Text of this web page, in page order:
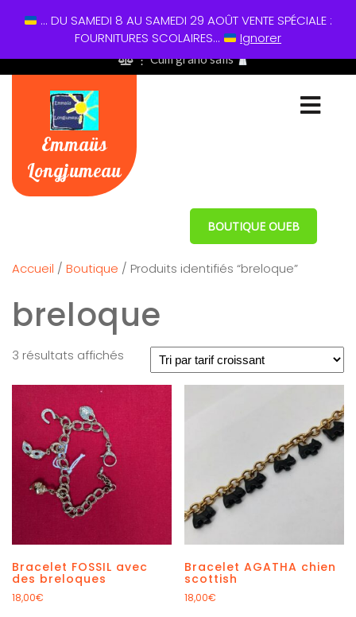
01 60 49 13 60
⋮ Cum grano salis
Emmaüs
Longjumeau
BOUTIQUE OUEB
Accueil / Boutique / Produits identifiés “breloque”
breloque
3 résultats affichés
Bracelet FOSSIL avec
des breloques
18,00€
Bracelet AGATHA chien
scottish
18,00€
... DU SAMEDI 8 AU SAMEDI 29 AOÛT VENTE SPÉCIALE :
FOURNITURES SCOLAIRES...
Ignorer